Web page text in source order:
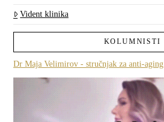
Vident klinika
KOLUMNISTI
Dr Maja Velimirov - stručnjak za anti-aging